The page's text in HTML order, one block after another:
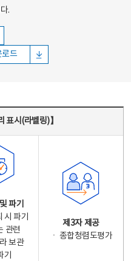
.
로드
표시(라벨링)】
파기
시 파기
관련
보관
기
제3자 제공
ㆍ 종합청렴도평가